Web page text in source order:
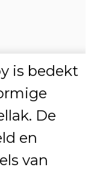
is bedekt
De
en
van